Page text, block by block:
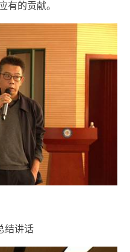
有的贡献。
讲话